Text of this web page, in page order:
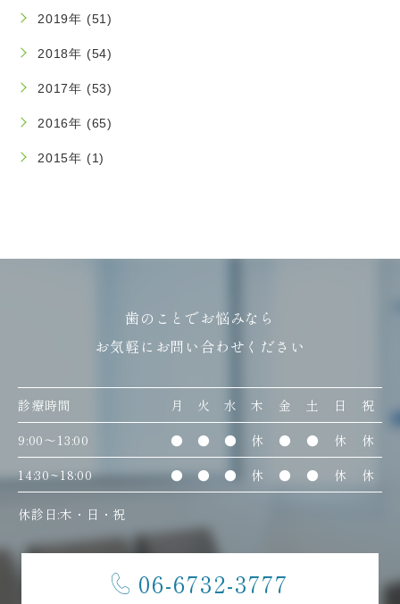
2019年 (51)
2018年 (54)
2017年 (53)
2016年 (65)
2015年 (1)
歯のことでお悩みなら
お気軽にお問い合わせください
診療時間 月 火 水 木 金 土 日
祝
9:00〜13:00
● ● ● 休 ● ● 休
休
14:30~18:00
● ● ● 休 ● ● 休 休
休診日:木・日・祝
06-6732-3777